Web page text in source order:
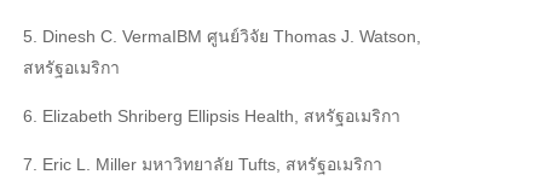
5. Dinesh C. VermaIBM ศูนย์วิจัย Thomas J. Watson,
สหรัฐอเมริกา
6. Elizabeth Shriberg Ellipsis Health, สหรัฐอเมริกา
7. Eric L. Miller มหาวิทยาลัย Tufts, สหรัฐอเมริกา